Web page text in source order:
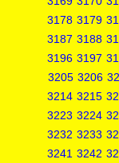
3178 3179
3187 3188
3196 3197
3205 3206
3214 3215
3223 3224
3232 3233
3241 3242